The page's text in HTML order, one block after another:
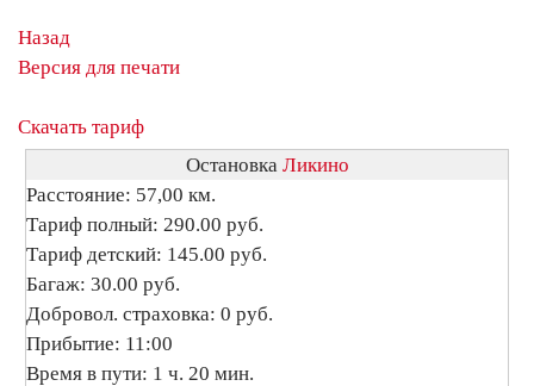
Назад
Версия для печати
Скачать тариф
Остановка Ликино
Расстояние: 57,00 км.
Тариф полный: 290.00 руб.
Тариф детский: 145.00 руб.
Багаж: 30.00 руб.
Добровол. страховка: 0 руб.
Прибытие: 11:00
Время в пути: 1 ч. 20 мин.